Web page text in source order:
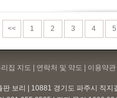
<< 1 2 3 4 5
집 지도 | 연락처 및 약도 | 이용약관
판 보리 | 10881 경기도 파주시 직